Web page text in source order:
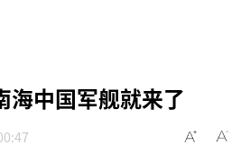
海中国军舰就来了